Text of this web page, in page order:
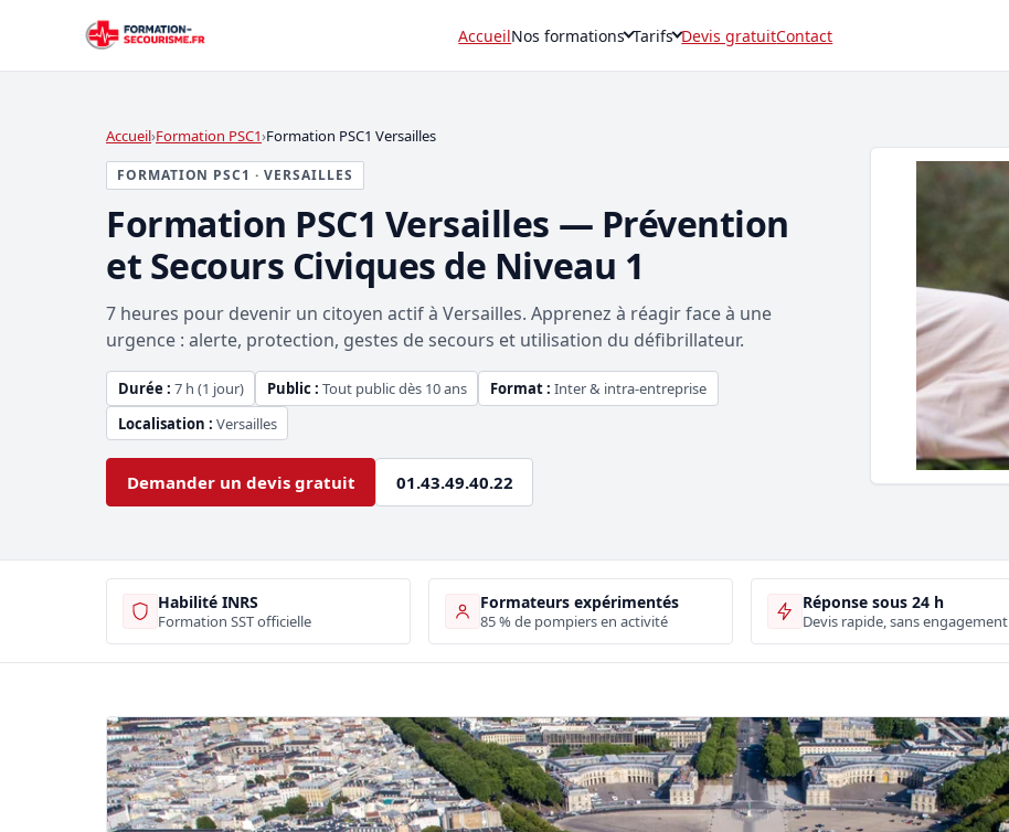
AccueilNos formations Tarifs Devis gratuitContact
Accueil Formation PSC1 Formation PSC1 Versailles
FORMATION PSC1 · VERSAILLES
Formation PSC1 Versailles — Prévention
et Secours Civiques de Niveau 1
7 heures pour devenir un citoyen actif à Versailles. Apprenez à réagir face à une
urgence : alerte, protection, gestes de secours et utilisation du défibrillateur.
Durée : 7 h (1 jour) Public : Tout public dès 10 ans Format : Inter & intra-entreprise
Localisation : Versailles
Demander un devis gratuit 01.43.49.40.22
Habilité INRS
Formation SST officielle
Formateurs expérimentés
85 % de pompiers en activité
Réponse sous 24 h
Devis rapide, sans engagement